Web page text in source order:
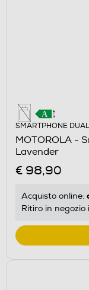
SMARTPHONE
MOTOROLA -
Lavender
€ 98,90
Acquisto online:
Ritiro in